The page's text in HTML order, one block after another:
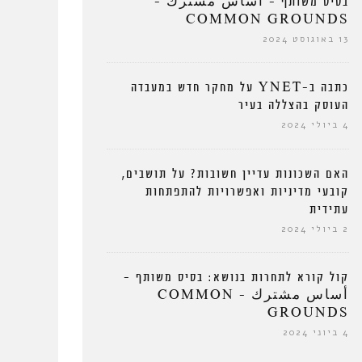
COMMON GROUNDS
13 באוגוסט 2024
כתבה ב-YNET על מחקר חדש במעבדה
העוסק בהצללה בעיר
4 ביולי 2024
האם השכונות עדיין חשובות? על תושבים,
קובעי מדיניות ואפשרויות להתפתחות
עתידית
2 ביולי 2024
קול קורא לתחרות בנושא: בסיס משותף –
أساس مشترك – COMMON
GROUNDS
4 ביוני 2024